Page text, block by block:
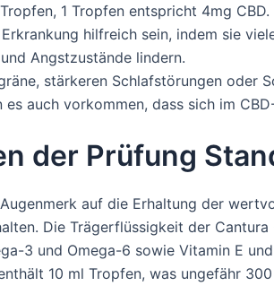
1 Tropfen entspricht 4mg CBD.
hilfreich sein, indem sie
Angstzustände lindern.
stärkeren Schlafstörungen oder
auch vorkommen, dass sich im
der Prüfung
auf die Erhaltung der
Die Trägerflüssigkeit der
3 und Omega-6 sowie Vitamin E
10 ml Tropfen, was ungefähr